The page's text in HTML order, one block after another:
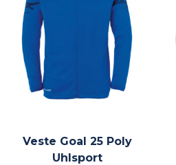
Veste Goal 25 Poly
Uhlsport